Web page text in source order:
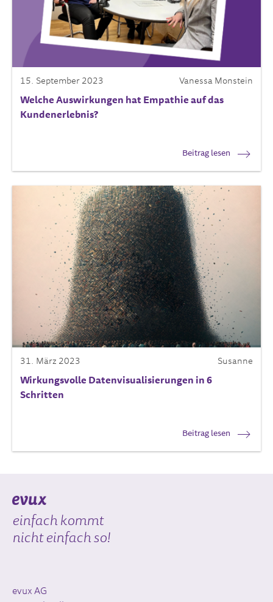
15. September 2023 Vanessa Monstein
Welche Auswirkungen hat Empathie auf das
Kundenerlebnis?
Beitrag lesen
31. März 2023 Susanne
Wirkungsvolle Datenvisualisierungen in 6
Schritten
Beitrag lesen
einfach kommt
nicht einfach so!
evux AG